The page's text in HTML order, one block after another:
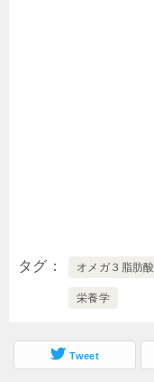
タグ オメガ３脂肪酸
栄養学
Tweet